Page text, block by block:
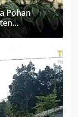
Pohan